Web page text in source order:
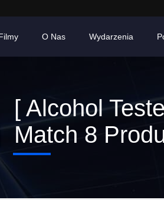
O Nas Wydarzenia
Alcohol
Match 8